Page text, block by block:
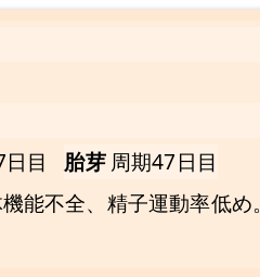
目 胎芽 周期47日目
能不全、精子運動率低め。